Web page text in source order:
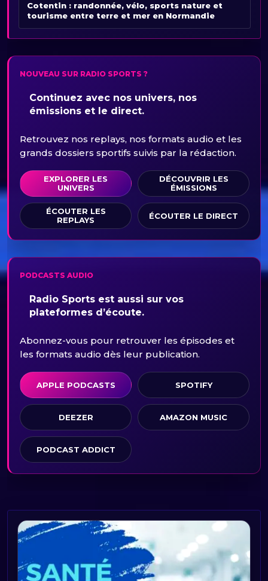
Cotentin : randonnée, vélo, sports nature et
tourisme entre terre et mer en Normandie
NOUVEAU SUR RADIO SPORTS ?
Continuez avec nos univers, nos
émissions et le direct.
Retrouvez nos replays, nos formats audio et les
grands dossiers sportifs suivis par la rédaction.
EXPLORER LES
UNIVERS
DÉCOUVRIR LES
ÉMISSIONS
ÉCOUTER LES
REPLAYS
ÉCOUTER LE DIRECT
PODCASTS AUDIO
Radio Sports est aussi sur vos
plateformes d’écoute.
Abonnez-vous pour retrouver les épisodes et
les formats audio dès leur publication.
APPLE PODCASTS SPOTIFY
DEEZER AMAZON MUSIC
PODCAST ADDICT